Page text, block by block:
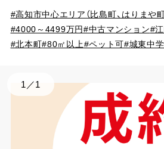
#高知市中心エリア（比島町、はりまや町
#4000～4499万円#中古マンション#
#北本町#80㎡以上#ペット可#城東中
1 ／1